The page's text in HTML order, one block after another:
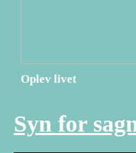
Oplev livet
Syn for